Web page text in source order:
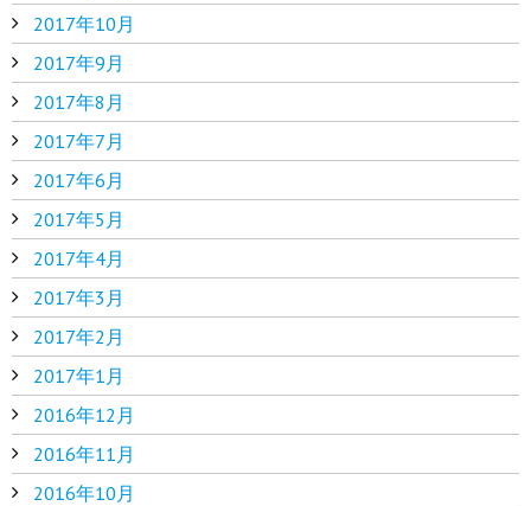
2017年10月
2017年9月
2017年8月
2017年7月
2017年6月
2017年5月
2017年4月
2017年3月
2017年2月
2017年1月
2016年12月
2016年11月
2016年10月